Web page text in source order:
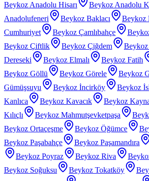
Beykoz Anadolu Hisarı
Beykoz Anadolu
Anadolufeneri
Beykoz Baklacı Beykoz
Cumhuriyet
Beykoz Çamlıbahçe
Beykoz Çiftlik
Beykoz Çiğdem
Dereseki
Beykoz Elmalı Beykoz Fatih
Beykoz Göllü
Beykoz Görele Beykoz
Gümüşsuyu
Beykoz İncirköy Beykoz
Kanlıca
Beykoz Kavacık Beykoz
Kılıçlı
Beykoz Mahmutşevketpaşa
Beykoz Ortaçeşme
Beykoz Öğümce
Beykoz Paşabahçe
Beykoz Paşamandıra
Beykoz Poyraz
Beykoz Riva
Beykoz Soğuksu
Beykoz Tokatköy